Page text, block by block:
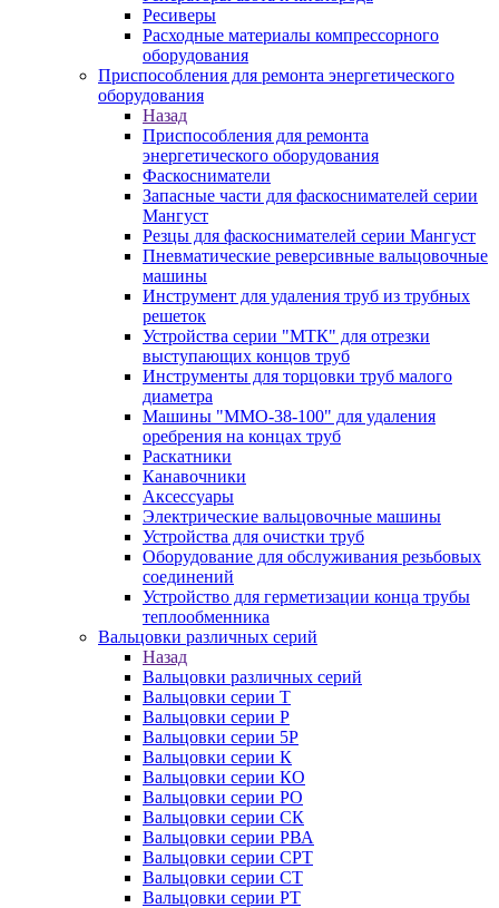
Ресиверы
Расходные материалы компрессорного
оборудования
Приспособления для ремонта энергетического
оборудования
Назад
Приспособления для ремонта
энергетического оборудования
Фаскосниматели
Запасные части для фаскоснимателей серии
Мангуст
Резцы для фаскоснимателей серии Мангуст
Пневматические реверсивные вальцовочные
машины
Инструмент для удаления труб из трубных
решеток
Устройства серии "МТК" для отрезки
выступающих концов труб
Инструменты для торцовки труб малого
диаметра
Машины "ММО-38-100" для удаления
оребрения на концах труб
Раскатники
Канавочники
Аксессуары
Электрические вальцовочные машины
Устройства для очистки труб
Оборудование для обслуживания резьбовых
соединений
Устройство для герметизации конца трубы
теплообменника
Вальцовки различных серий
Назад
Вальцовки различных серий
Вальцовки серии Т
Вальцовки серии Р
Вальцовки серии 5Р
Вальцовки серии К
Вальцовки серии КО
Вальцовки серии РО
Вальцовки серии СК
Вальцовки серии РВА
Вальцовки серии СРТ
Вальцовки серии СТ
Вальцовки серии РТ